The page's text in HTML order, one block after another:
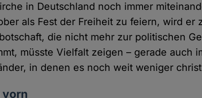
in Deutschland noch immer
als Fest der Freiheit zu feiern, wird er
die nicht mehr zur politischen
müsste Vielfalt zeigen – gerade auch
in denen es noch weit weniger
vorn